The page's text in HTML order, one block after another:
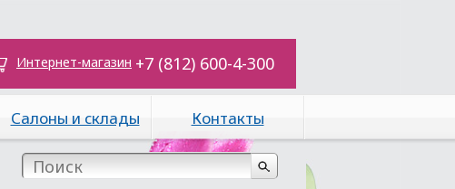
Интернет-магазин +7 (812) 600-4-300
Салоны и склады Контакты